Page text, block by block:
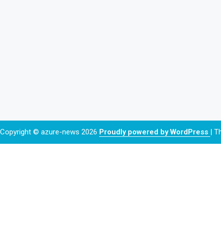
Copyright © azure-news 2026 Proudly powered by WordPress |